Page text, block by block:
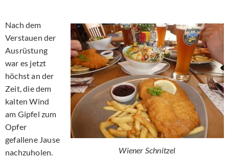
Wiener Schnitzel
Nach dem
Verstauen der
Ausrüstung
war es jetzt
höchst an der
Zeit, die dem
kalten Wind
am Gipfel zum
Opfer
gefallene Jause
nachzuholen.